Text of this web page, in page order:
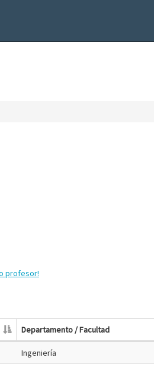
profesor!
Departamento / Facultad
Ingeniería